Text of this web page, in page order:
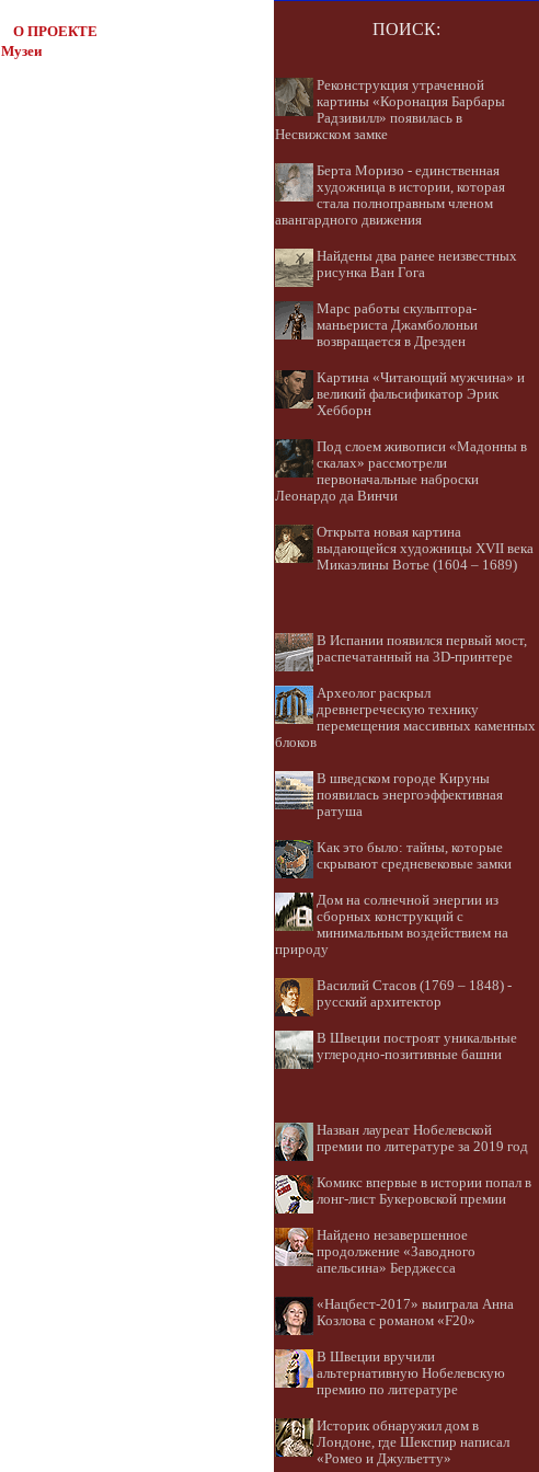
О ПРОЕКТЕ
Музеи
ПОИСК:
Реконструкция утраченной
картины «Коронация Барбары
Радзивилл» появилась в
Несвижском замке
Берта Моризо - единственная
художница в истории, которая
стала полноправным членом
авангардного движения
Найдены два ранее неизвестных
рисунка Ван Гога
Марс работы скульптора-
маньериста Джамболоньи
возвращается в Дрезден
Картина «Читающий мужчина» и
великий фальсификатор Эрик
Хебборн
Под слоем живописи «Мадонны в
скалах» рассмотрели
первоначальные наброски
Леонардо да Винчи
Открыта новая картина
выдающейся художницы XVII века
Микаэлины Вотье (1604 – 1689)
В Испании появился первый мост,
распечатанный на 3D-принтере
Археолог раскрыл
древнегреческую технику
перемещения массивных каменных
блоков
В шведском городе Кируны
появилась энергоэффективная
ратуша
Как это было: тайны, которые
скрывают средневековые замки
Дом на солнечной энергии из
сборных конструкций с
минимальным воздействием на
природу
Василий Стасов (1769 – 1848) -
русский архитектор
В Швеции построят уникальные
углеродно-позитивные башни
Назван лауреат Нобелевской
премии по литературе за 2019 год
Комикс впервые в истории попал в
лонг-лист Букеровской премии
Найдено незавершенное
продолжение «Заводного
апельсина» Берджесса
«Нацбест-2017» выиграла Анна
Козлова с романом «F20»
В Швеции вручили
альтернативную Нобелевскую
премию по литературе
Историк обнаружил дом в
Лондоне, где Шекспир написал
«Ромео и Джульетту»